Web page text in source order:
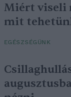
Miért viseli
mit
EGÉSZSÉGÜNK